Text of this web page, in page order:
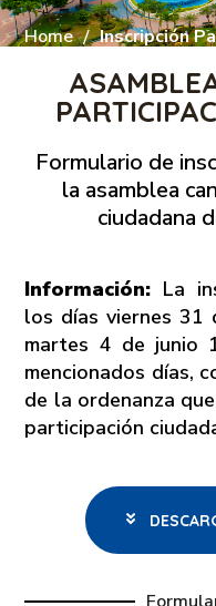
Home Inscripción
Formulario de
la asamblea
ciudadana
Información: La
los días viernes 31
martes 4 de junio
mencionados días,
de la ordenanza
participación